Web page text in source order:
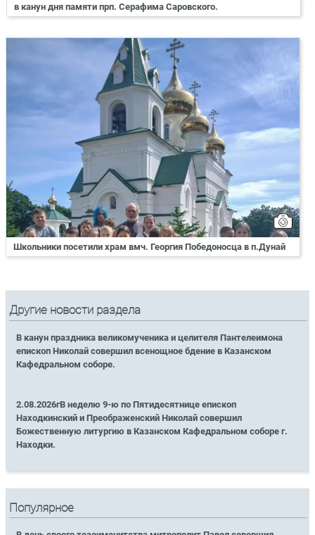
в канун дня памяти прп. Серафима Саровского.
Школьники посетили храм вмч. Георгия Победоносца в п.Дунай
Другие новости раздела
В канун праздника великомученика и целителя Пантелеимона
епископ Николай совершил всенощное бдение в Казанском
Кафедральном соборе.
2.08.2026гВ неделю 9-ю по Пятидесятнице епископ
Находкинский и Преображенский Николай совершил
Божественную литургию в Казанском Кафедральном соборе г.
Находки.
Популярное